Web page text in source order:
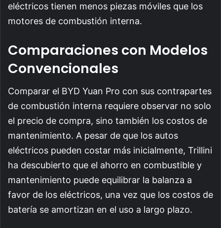
eléctricos tienen menos piezas móviles que los
motores de combustión interna.
Comparaciones con Modelos
Convencionales
Comparar el BYD Yuan Pro con sus contrapartes
de combustión interna requiere observar no solo
el precio de compra, sino también los costos de
mantenimiento. A pesar de que los autos
eléctricos pueden costar más inicialmente, Trillini
ha descubierto que el ahorro en combustible y
mantenimiento puede equilibrar la balanza a
favor de los eléctricos, una vez que los costos de
batería se amortizan en el uso a largo plazo.